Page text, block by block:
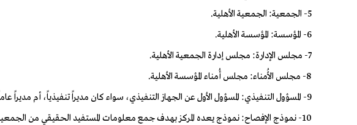
5- الجمعية: الجمعية الأهلية.
6- المؤسسة: المؤسسة الأهلية.
7- مجلس الإدارة: مجلس إدارة الجمعية الأهلية.
8- مجلس الأُمناء: مجلس أُمناء المؤسسة الأهلية.
9- المسؤول التنفيذي: المسؤول الأول عن الجهاز التنفيذي، سواء كان مديراً تنفيذياً، أم مديراً عاماً، أو أميناً عاماً أو غير ذلك.
10- نموذج الإفصاح: نموذج يعده المركز بهدف جمع معلومات المستفيد الحقيقي من الجمعية أو المؤسسة.